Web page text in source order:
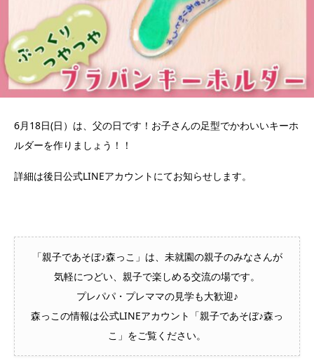
6月18日(日）は、父の日です！お子さんの足型でかわいいキーホ
ルダーを作りましょう！！
詳細は後日公式LINEアカウントにてお知らせします。
「親子であそぼ♪森っこ」は、未就園の親子のみなさんが
気軽につどい、親子で楽しめる交流の場です。
プレパパ・プレママの見学も大歓迎♪
森っこの情報は公式LINEアカウント「親子であそぼ♪森っ
こ」をご覧ください。